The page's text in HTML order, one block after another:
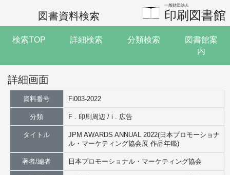
図書資料検索
一般財団法人
印刷図書館
検索TOP 詳細検索 分類検索
図書館案
内
詳細画面
資料番号 Fi003-2022
分類 F . 印刷周辺 / i . 広告
タイトル
JPM AWARDS ANNUAL 2022(日本プロモーショナ
ル・マーケティング協会展 作品年鑑)
著者/編者 日本プロモーショナル・マーケティング協会